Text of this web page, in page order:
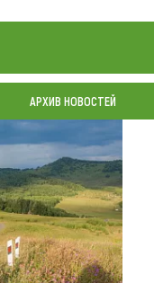
АРХИВ НОВОСТЕЙ